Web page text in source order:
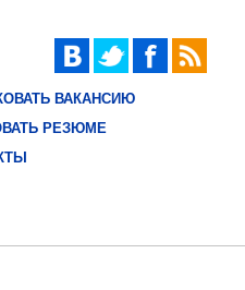
ВАКАНСИЮ
РЕЗЮМЕ